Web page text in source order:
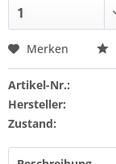
Merken
Artikel-Nr.:
Hersteller:
Zustand: